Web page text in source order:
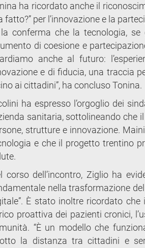
ha ricordato anche il
fatto?” per l’innovazione e la
la conferma che la tecnologia,
di coesione e
anche al futuro:
e di fiducia, una traccia
ai cittadini”, ha concluso Tonina.
ha espresso l’orgoglio dei
sanitaria, sottolineando
strutture e innovazione.
e che il progetto trentino
corso dell’incontro, Ziglio ha
nella trasformazione
È stato inoltre ricordato
proattiva dei pazienti cronici,
“È un modello che
la distanza tra cittadini e